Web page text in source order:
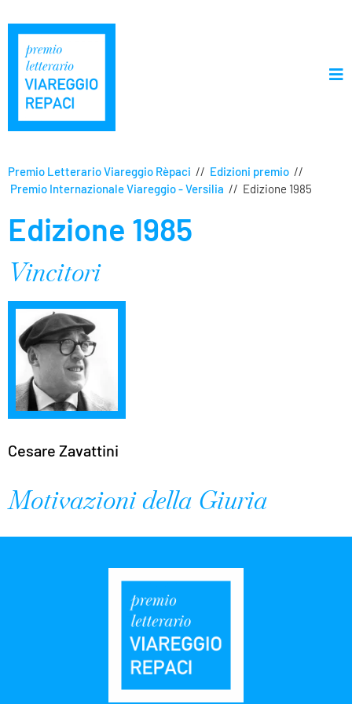
Premio Letterario Viareggio Rèpaci // Edizioni premio //
Premio Internazionale Viareggio - Versilia // Edizione 1985
Edizione 1985
Vincitori
Cesare Zavattini
Motivazioni della Giuria